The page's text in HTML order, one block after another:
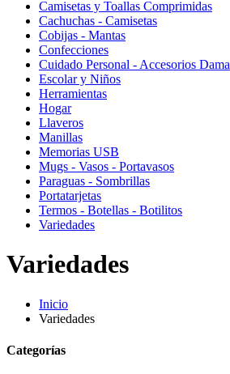
Camisetas y Toallas Comprimidas
Cachuchas - Camisetas
Cobijas - Mantas
Confecciones
Cuidado Personal - Accesorios Dama
Escolar y Niños
Herramientas
Hogar
Llaveros
Manillas
Memorias USB
Mugs - Vasos - Portavasos
Paraguas - Sombrillas
Portatarjetas
Termos - Botellas - Botilitos
Variedades
Variedades
Inicio
Variedades
Categorías